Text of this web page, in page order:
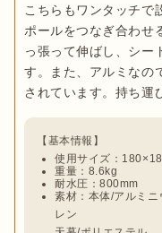
こちらもワンタッチで
ポールをつなぎ合わせ
っ張って伸ばし、シー
す。また、アルミなの
使用サイズ：
重量：8.6kg
耐水圧：800mm
素材：本体/アルミ
レン